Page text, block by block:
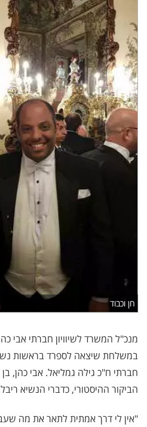
חן וכבוד
מנכ"ל המשרד לשיוויון חברתי
במשלחת שיצאה לספרד בראשות
חברתי ח"כ גילה גמליאל. אבי כהן,
הביקור ההיסטורי, כדברי הנשיא
"אין לי דרך אמתית לתאר את מה